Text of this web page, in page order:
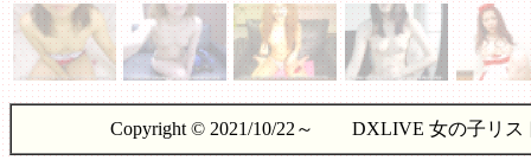
Copyright © 2021/10/22～ DXLIVE 女の子